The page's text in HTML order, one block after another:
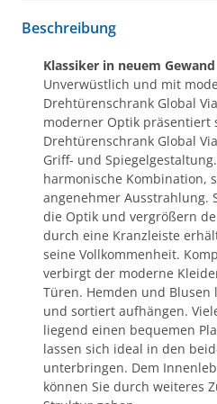
Beschreibung
Klassiker in neuem Gewand
Unverwüstlich und mit
Drehtürenschrank Global
moderner Optik präsentiert
Drehtürenschrank Global
Griff- und
harmonische Kombination,
angenehmer Ausstrahlung.
die Optik und vergrößern
durch eine Kranzleiste
seine Vollkommenheit.
verbirgt der moderne
Türen. Hemden und
und sortiert aufhängen.
liegend einen bequemen
lassen sich ideal in den
unterbringen. Dem
können Sie durch weiteres